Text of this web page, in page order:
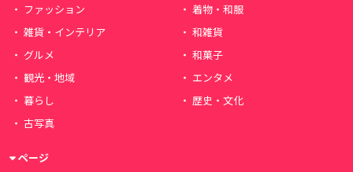
ファッション
着物・和服
雑貨・インテリア
和雑貨
グルメ
和菓子
観光・地域
エンタメ
暮らし
歴史・文化
古写真
ページ